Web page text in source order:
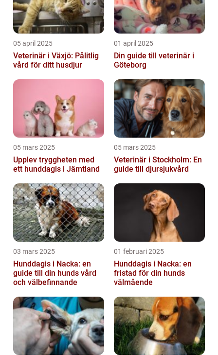
05 april 2025
Veterinär i Växjö: Pålitlig
vård för ditt husdjur
01 april 2025
Din guide till veterinär i
Göteborg
05 mars 2025
Upplev tryggheten med
ett hunddagis i Jämtland
05 mars 2025
Veterinär i Stockholm: En
guide till djursjukvård
03 mars 2025
Hunddagis i Nacka: en
guide till din hunds vård
och välbefinnande
01 februari 2025
Hunddagis i Nacka: en
fristad för din hunds
välmående